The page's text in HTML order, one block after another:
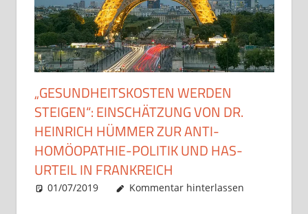
„GESUNDHEITSKOSTEN WERDEN
STEIGEN“: EINSCHÄTZUNG VON DR.
HEINRICH HÜMMER ZUR ANTI-
HOMÖOPATHIE-POLITIK UND HAS-
URTEIL IN FRANKREICH
01/07/2019 Christian J. Becker
Allgemein
Kommentar hinterlassen